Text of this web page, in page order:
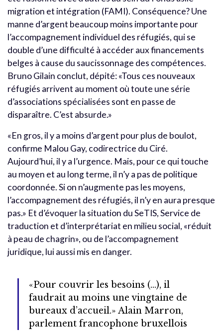
migration et intégration (FAMI). Conséquence? Une
manne d’argent beaucoup moins importante pour
l’accompagnement individuel des réfugiés, qui se
double d’une difficulté à accéder aux financements
belges à cause du saucissonnage des compétences.
Bruno Gilain conclut, dépité: «Tous ces nouveaux
réfugiés arrivent au moment où toute une série
d’associations spécialisées sont en passe de
disparaître. C’est absurde.»
«En gros, il y a moins d’argent pour plus de boulot,
confirme Malou Gay, codirectrice du Ciré.
Aujourd’hui, il y a l’urgence. Mais, pour ce qui touche
au moyen et au long terme, il n’y a pas de politique
coordonnée. Si on n’augmente pas les moyens,
l’accompagnement des réfugiés, il n’y en aura presque
pas.» Et d’évoquer la situation du SeTIS, Service de
traduction et d’interprétariat en milieu social, «réduit
à peau de chagrin», ou de l’accompagnement
juridique, lui aussi mis en danger.
«Pour couvrir les besoins (…), il
faudrait au moins une vingtaine de
bureaux d’accueil.» Alain Marron,
parlement francophone bruxellois